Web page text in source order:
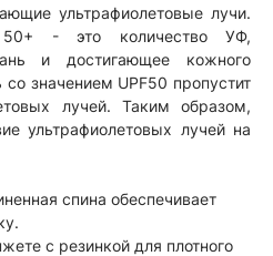
ультрафиолетовые лучи.
- это количество УФ,
и достигающее кожного
значением UPF50 пропустит
лучей. Таким образом,
ультрафиолетовых лучей на
спина обеспечивает
с резинкой для плотного